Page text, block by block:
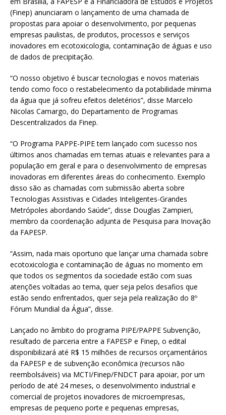
(Finep) anunciaram o lançamento de uma chamada de
propostas para apoiar o desenvolvimento, por pequenas
empresas paulistas, de produtos, processos e serviços
inovadores em ecotoxicologia, contaminação de águas e uso
de dados de precipitação.
“O nosso objetivo é buscar tecnologias e novos materiais
tendo como foco o restabelecimento da potabilidade mínima
da água que já sofreu efeitos deletérios”, disse Marcelo
Nicolas Camargo, do Departamento de Programas
Descentralizados da Finep.
“O Programa PAPPE-PIPE tem lançado com sucesso nos
últimos anos chamadas em temas atuais e relevantes para a
população em geral e para o desenvolvimento de empresas
inovadoras em diferentes áreas do conhecimento. Exemplo
disso são as chamadas com submissão aberta sobre
Tecnologias Assistivas e Cidades Inteligentes-Grandes
Metrópoles abordando Saúde”, disse Douglas Zampieri,
membro da coordenação adjunta de Pesquisa para Inovação
da FAPESP.
“Assim, nada mais oportuno que lançar uma chamada sobre
ecotoxicologia e contaminação de águas no momento em
que todos os segmentos da sociedade estão com suas
atenções voltadas ao tema, quer seja pelos desafios que
estão sendo enfrentados, quer seja pela realização do 8º
Fórum Mundial da Água”, disse.
Lançado no âmbito do programa PIPE/PAPPE Subvenção,
resultado de parceria entre a FAPESP e Finep, o edital
disponibilizará até R$ 15 milhões de recursos orçamentários
da FAPESP e de subvenção econômica (recursos não
reembolsáveis) via MCTI/Finep/FNDCT para apoiar, por um
período de até 24 meses, o desenvolvimento industrial e
comercial de projetos inovadores de microempresas,
empresas de pequeno porte e pequenas empresas,